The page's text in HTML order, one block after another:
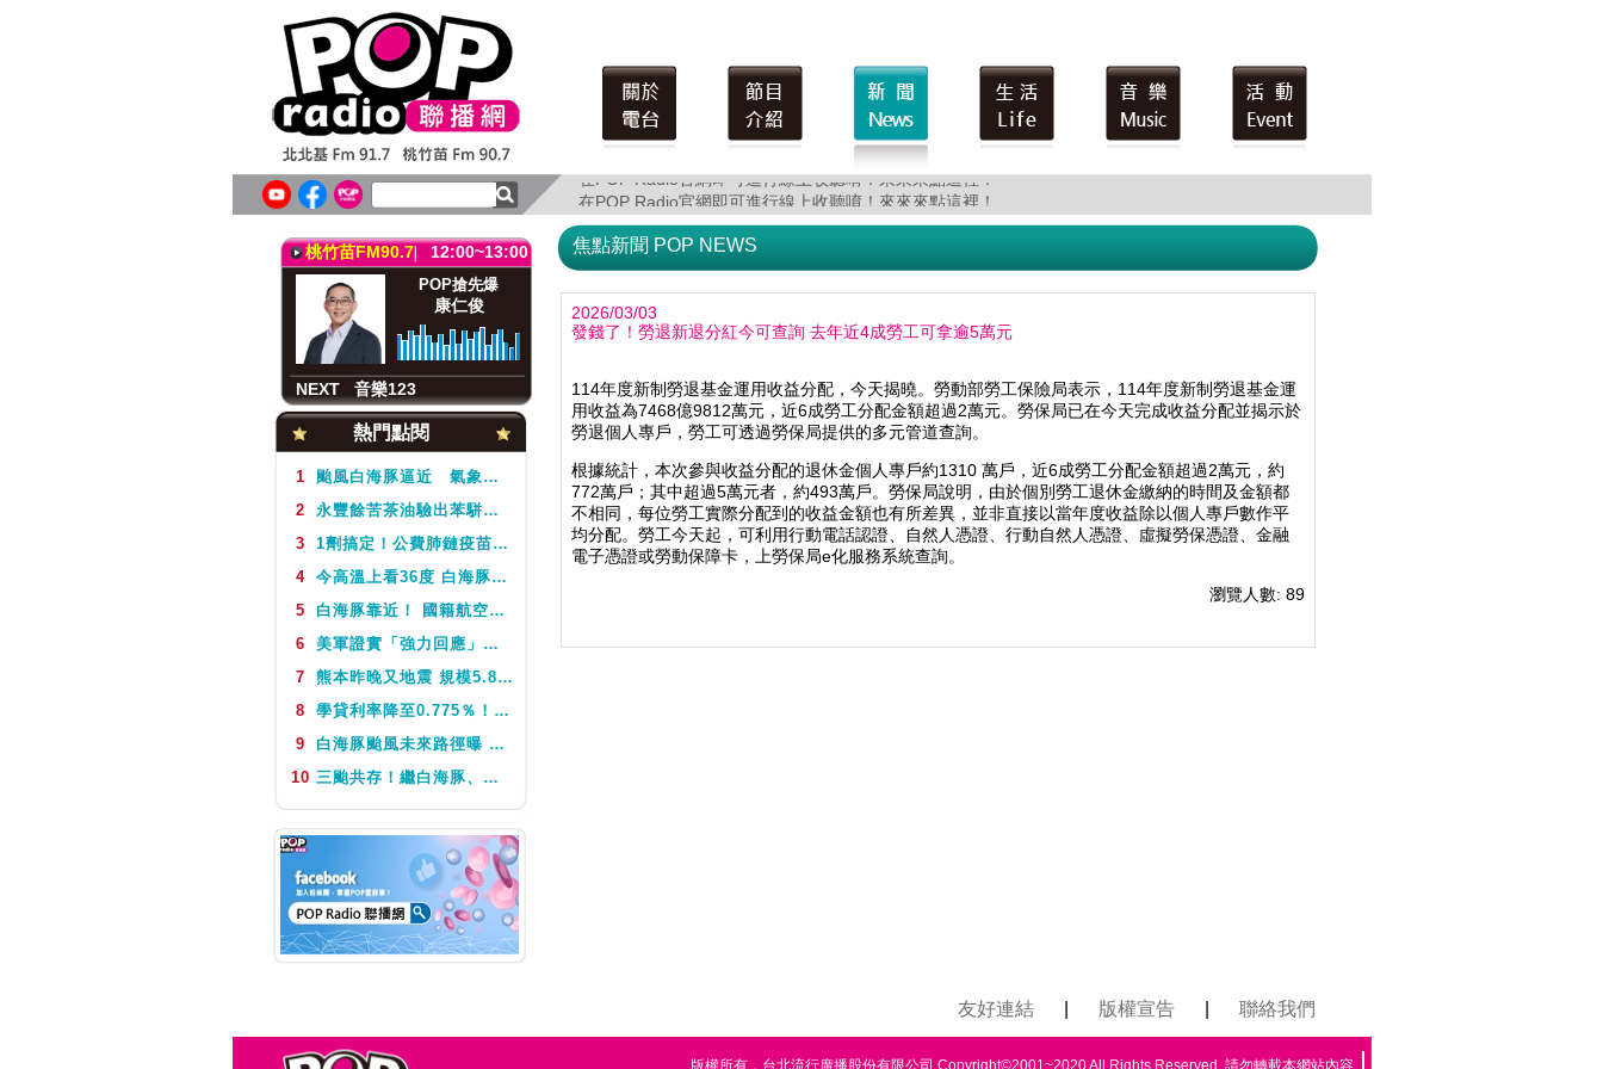
在POP Radio官網即可進行線上收聽唷！來來來點這裡！
在POP Radio官網即可進行線上收聽唷！來來來點這裡！
北北基FM91.712:00~13:00
POP搶先爆
康仁俊
NEXT音樂123
桃竹苗FM90.712:00~13:00
POP搶先爆
康仁俊
NEXT
音樂123
北北基FM91.712:00~13:00
POP搶先爆
康仁俊
熱門點閱
1
颱風白海豚逼近 氣象署不排除周5下半天發布海警
2
永豐餘苦茶油驗出苯駢芘超標 北市衛生局：不分批號全面預防性下架
3
1劑搞定！公費肺鏈疫苗8月10日升級為新型疫苗 疾管署：317萬人受惠
4 今高溫上看36度 白海豚颱風這天最靠近台灣 不排除發海警
5
白海豚靠近！ 國籍航空往返日本航班異動一次看
6
美軍證實「強力回應」伊朗飛彈襲擊 國際油價急漲後仍守穩90美元之上
7
熊本昨晚又地震 規模5.8深度極淺 最大震度5弱、氣象廳籲留意餘震
8
學貸利率降至0.775％！台銀8月1日起受理申請 寬限期延長2年
9
白海豚颱風未來路徑曝 今體感飆39度 午後山區防大雨
10 三颱共存！繼白海豚、鯨魚後昌鴻颱風生成 氣象署揭對台影響
焦點新聞 POP NEWS
2026/03/03
發錢了！勞退新退分紅今可查詢 去年近4成勞工可拿逾5萬元
114年度新制勞退基金運用收益分配，今天揭曉。勞動部勞工保險局表示，114年度新制勞退基金運
用收益為7468億9812萬元，近6成勞工分配金額超過2萬元。勞保局已在今天完成收益分配並揭示於
勞退個人專戶，勞工可透過勞保局提供的多元管道查詢。
根據統計，本次參與收益分配的退休金個人專戶約1310 萬戶，近6成勞工分配金額超過2萬元，約
772萬戶；其中超過5萬元者，約493萬戶。勞保局說明，由於個別勞工退休金繳納的時間及金額都
不相同，每位勞工實際分配到的收益金額也有所差異，並非直接以當年度收益除以個人專戶數作平
均分配。勞工今天起，可利用行動電話認證、自然人憑證、行動自然人憑證、虛擬勞保憑證、金融
電子憑證或勞動保障卡，上勞保局e化服務系統查詢。
瀏覽人數: 89
友好連結 版權宣告 聯絡我們
版權所有，台北流行廣播股份有限公司 Copyright©2001~2020 All Rights Reserved. 請勿轉載本網站內容